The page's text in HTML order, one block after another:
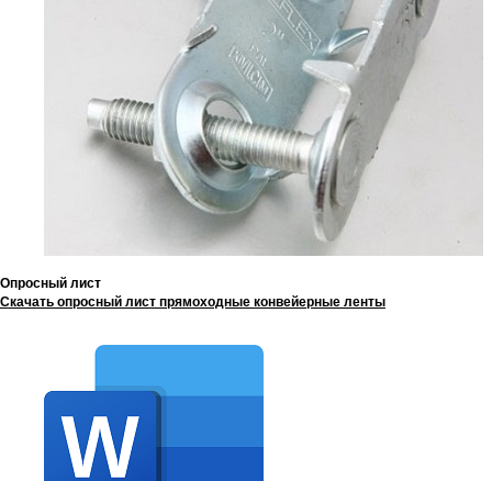
Опросный лист
Скачать опросный лист прямоходные конвейерные ленты